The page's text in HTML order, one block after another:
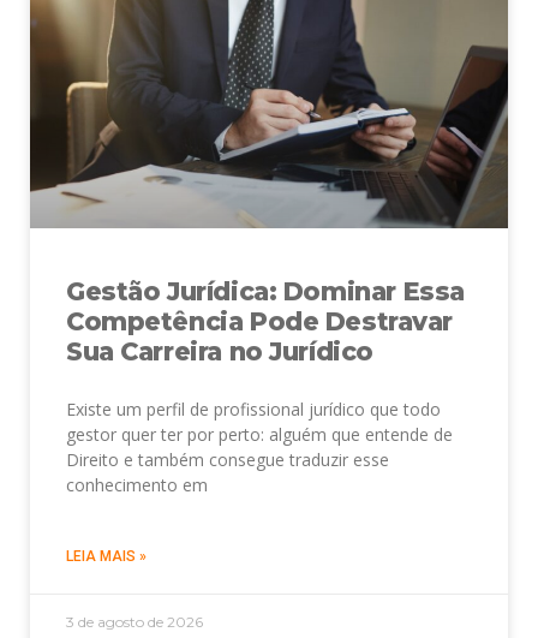
Gestão Jurídica: Dominar Essa
Competência Pode Destravar
Sua Carreira no Jurídico
Existe um perfil de profissional jurídico que todo
gestor quer ter por perto: alguém que entende de
Direito e também consegue traduzir esse
conhecimento em
LEIA MAIS »
3 de agosto de 2026